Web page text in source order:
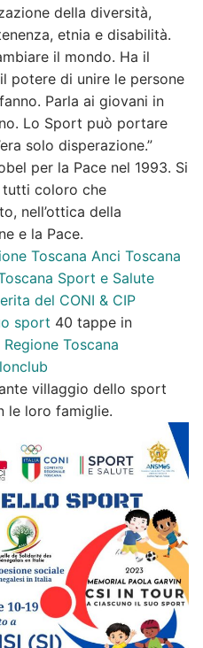
della diversità,
etnia e disabilità.
il mondo. Ha il
potere di unire le persone
Parla ai giovani in
Lo Sport può portare
solo disperazione.”
per la Pace nel 1993. Si
tutti coloro che
nell’ottica della
e la Pace.
Toscana Anci Toscana
Sport e Salute
del CONI & CIP
sport 40 tappe in
Regione Toscana
villaggio dello sport
le loro famiglie.